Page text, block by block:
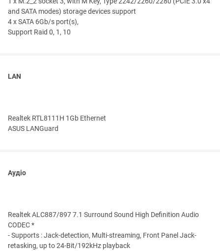
and SATA modes) storage devices support
4 x SATA 6Gb/s port(s),
Support Raid 0, 1, 10
LAN
Realtek RTL8111H 1Gb Ethernet
ASUS LANGuard
Аудіо
Realtek ALC887/897 7.1 Surround Sound High Definition Audio
CODEC *
- Supports : Jack-detection, Multi-streaming, Front Panel Jack-
retasking, up to 24-Bit/192kHz playback